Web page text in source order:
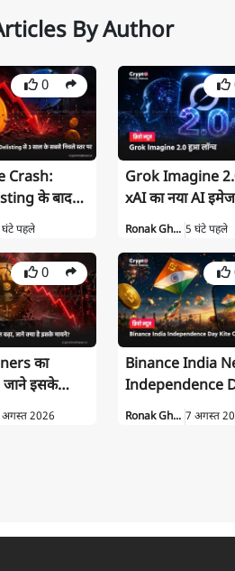
By Author
0
Crash:
के बाद
गिरावट
पहले
Grok Imagine
xAI का नया AI इमेज
जनरेशन टूल, जानें
Ronak Gh... 5 घंटे पहले
0
का
जाने इसके
2026
Binance India
Independence
Kite Contest
300 USDC
Ronak Gh... 7 अगस्त